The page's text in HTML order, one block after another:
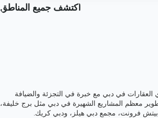
اكتشف جميع المناطق
في دبي مع خبرة في التجزئة والضيافة
معظم المشاريع الشهيرة في دبي مثل برج خليفة،
فرونت، مجمع دبي هيلز، ودبي كريك.